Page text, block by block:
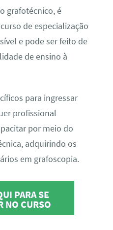
grafotécnico, é
de especialização
e pode ser feito de
de ensino à
para ingressar
profissional
por meio do
adquirindo os
em grafoscopia.
PARA SE
NO CURSO